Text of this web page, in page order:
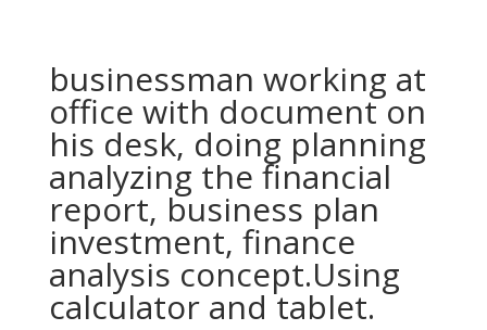
businessman working at
office with document on
his desk, doing planning
analyzing the financial
report, business plan
investment, finance
analysis concept.Using
calculator and tablet.